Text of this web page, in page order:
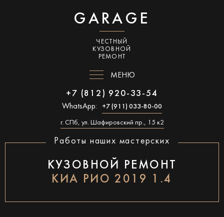
GARAGE
ЧЕСТНЫЙ
КУЗОВНОЙ
РЕМОНТ
МЕНЮ
+7 (812) 920-33-54
WhatsApp: +7 (911) 033-80-00
г. СПб, ул. Шафировский пр., 15 к2
Работы наших мастерских
КУЗОВНОЙ РЕМОНТ
КИА РИО 2019 1.4